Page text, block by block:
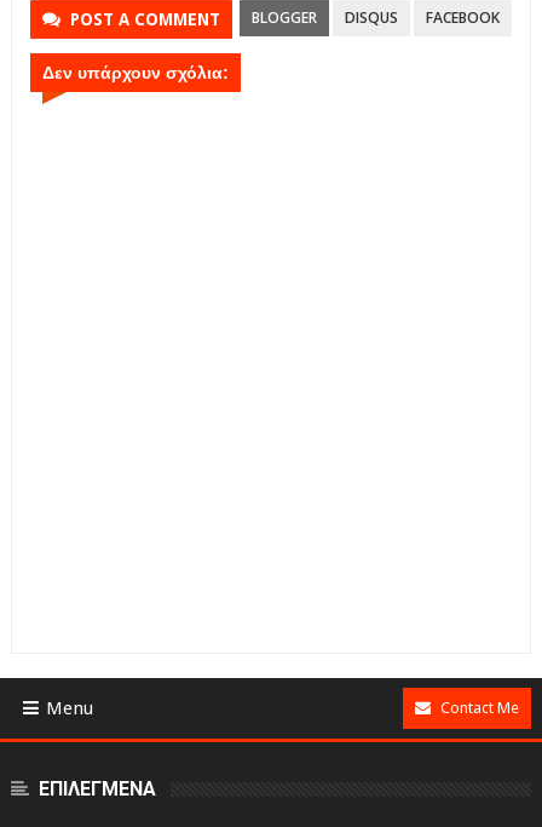
POST A COMMENT BLOGGER DISQUS FACEBOOK
Δεν υπάρχουν σχόλια:
Menu Contact Me
ΕΠΙΛΕΓΜΕΝΑ